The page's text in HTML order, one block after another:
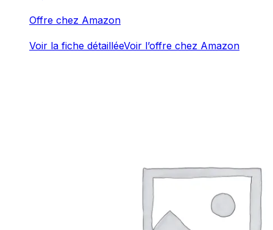
Offre chez Amazon
Voir la fiche détailléeVoir l’offre chez Amazon